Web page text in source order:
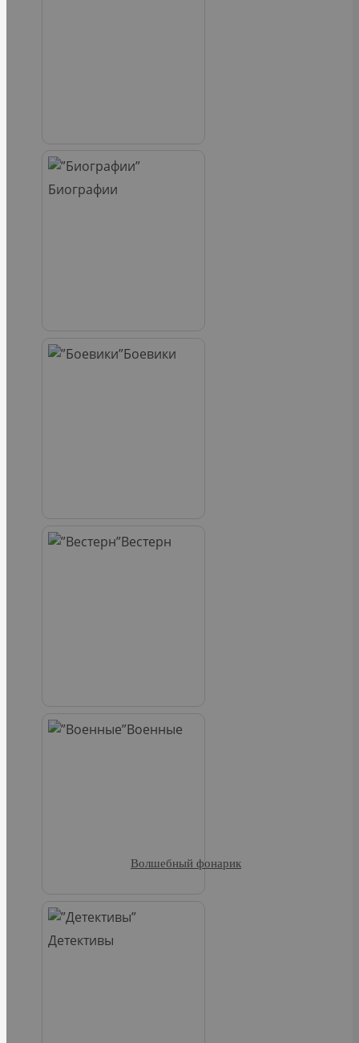
Биографии
Боевики
Вестерн
Военные
Детективы
Волшебный фонарик